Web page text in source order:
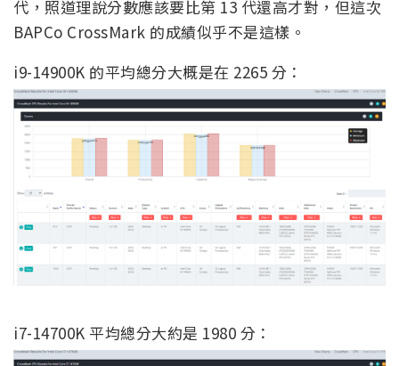
代，照道理說分數應該要比第 13 代還高才對，但這次
BAPCo CrossMark 的成績似乎不是這樣。
i9-14900K 的平均總分大概是在 2265 分：
i7-14700K 平均總分大約是 1980 分：